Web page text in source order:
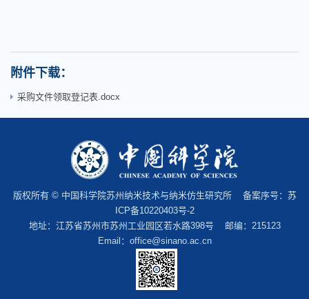
附件下载：
采购文件领取登记表.docx
版权所有 © 中国科学院苏州纳米技术与纳米仿生研究所 备案序号： 苏
ICP备10220403号-2
地址：江苏省苏州市苏州工业园区若水路398号 邮编：215123
Email：office@sinano.ac.cn